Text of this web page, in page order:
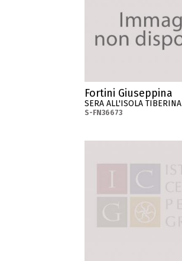
Fortini Giuseppina
SERA ALL'ISOLA TIBERINA
S-FN36673